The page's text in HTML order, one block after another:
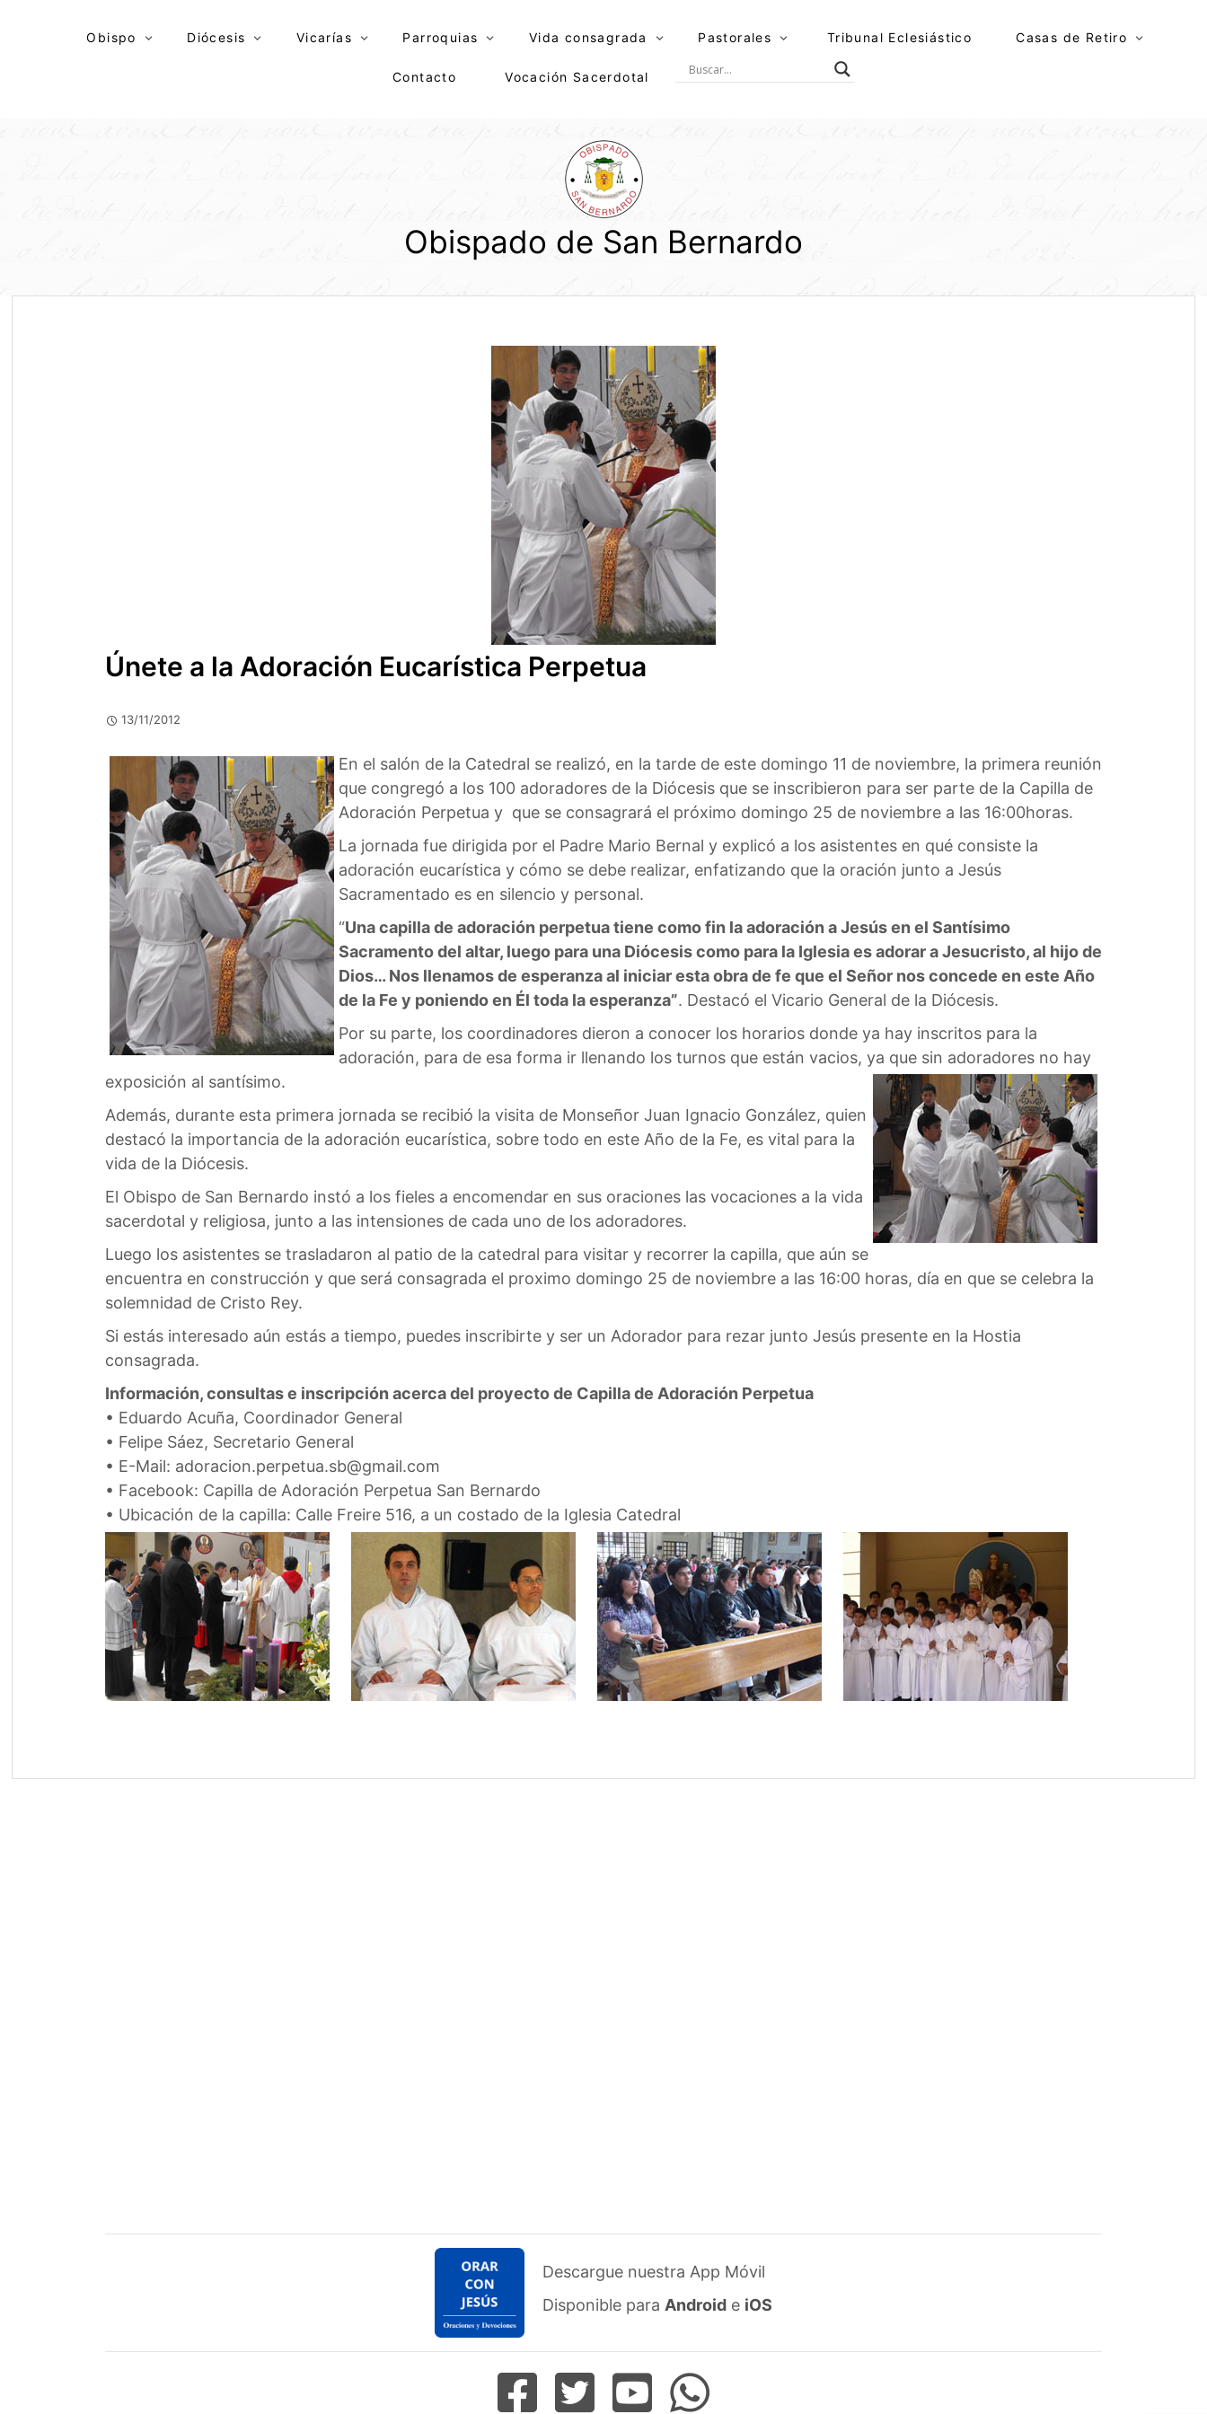
Obispo Diócesis Vicarías Parroquias Vida consagrada Pastorales Tribunal Eclesiástico Casas de Retiro
Contacto Vocación Sacerdotal
Obispado de San Bernardo
Únete a la Adoración Eucarística Perpetua
13/11/2012
En el salón de la Catedral se realizó, en la tarde de este domingo 11 de noviembre, la primera reunión
que congregó a los 100 adoradores de la Diócesis que se inscribieron para ser parte de la Capilla de
Adoración Perpetua y que se consagrará el próximo domingo 25 de noviembre a las 16:00horas.
La jornada fue dirigida por el Padre Mario Bernal y explicó a los asistentes en qué consiste la
adoración eucarística y cómo se debe realizar, enfatizando que la oración junto a Jesús
Sacramentado es en silencio y personal.
“Una capilla de adoración perpetua tiene como fin la adoración a Jesús en el Santísimo
Sacramento del altar, luego para una Diócesis como para la Iglesia es adorar a Jesucristo, al hijo de
Dios… Nos llenamos de esperanza al iniciar esta obra de fe que el Señor nos concede en este Año
de la Fe y poniendo en Él toda la esperanza”. Destacó el Vicario General de la Diócesis.
Por su parte, los coordinadores dieron a conocer los horarios donde ya hay inscritos para la
adoración, para de esa forma ir llenando los turnos que están vacios, ya que sin adoradores no hay
exposición al santísimo.
Además, durante esta primera jornada se recibió la visita de Monseñor Juan Ignacio González, quien
destacó la importancia de la adoración eucarística, sobre todo en este Año de la Fe, es vital para la
vida de la Diócesis.
El Obispo de San Bernardo instó a los fieles a encomendar en sus oraciones las vocaciones a la vida
sacerdotal y religiosa, junto a las intensiones de cada uno de los adoradores.
Luego los asistentes se trasladaron al patio de la catedral para visitar y recorrer la capilla, que aún se
encuentra en construcción y que será consagrada el proximo domingo 25 de noviembre a las 16:00 horas, día en que se celebra la
solemnidad de Cristo Rey.
Si estás interesado aún estás a tiempo, puedes inscribirte y ser un Adorador para rezar junto Jesús presente en la Hostia
consagrada.
Información, consultas e inscripción acerca del proyecto de Capilla de Adoración Perpetua
• Eduardo Acuña, Coordinador General
• Felipe Sáez, Secretario General
• E-Mail: adoracion.perpetua.sb@gmail.com
• Facebook: Capilla de Adoración Perpetua San Bernardo
• Ubicación de la capilla: Calle Freire 516, a un costado de la Iglesia Catedral
Descargue nuestra App Móvil
Disponible para Android e iOS